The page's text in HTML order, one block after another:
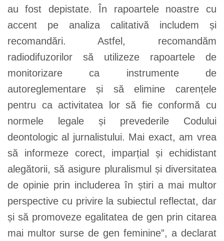
au fost depistate. În rapoartele noastre cu
accent pe analiza calitativă includem și
recomandări. Astfel, recomandăm
radiodifuzorilor să utilizeze rapoartele de
monitorizare ca instrumente de
autoreglementare și să elimine carențele
pentru ca activitatea lor să fie conformă cu
normele legale și prevederile Codului
deontologic al jurnalistului. Mai exact, am vrea
să informeze corect, imparțial și echidistant
alegătorii, să asigure pluralismul și diversitatea
de opinie prin includerea în știri a mai multor
perspective cu privire la subiectul reflectat, dar
și să promoveze egalitatea de gen prin citarea
mai multor surse de gen feminine”, a declarat